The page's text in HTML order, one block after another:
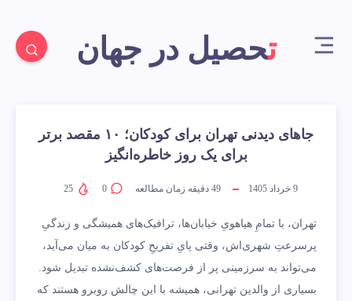
تحصیل در جهان
جاهای دیدنی تهران برای کودکان؛ ۱۰ مقصد برتر
برای یک روز خاطره‌انگیز
9 خرداد 1405 49 دقیقه زمان مطالعه 0
تهران، با تمامِ هیاهویِ خیابان‌ها، ترافیک‌های همیشگی و زندگیِ
پرسرعتِ شهری‌اش، وقتی پایِ تفریحِ کودکان به میان می‌آید،
می‌تواند به سرزمینی پر از فرصت‌های کشف‌نشده تبدیل شود.
بسیاری از والدین تهرانی، همیشه با این چالش روبرو هستند که